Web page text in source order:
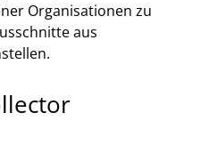
Organisationen zu
aus